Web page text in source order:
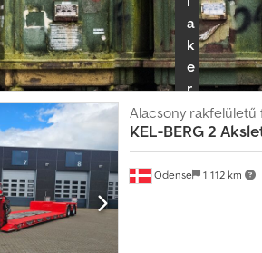
a
k
e
r
e
s
k
e
Odense 1 112 km
Alacsony
KEL-BERG2